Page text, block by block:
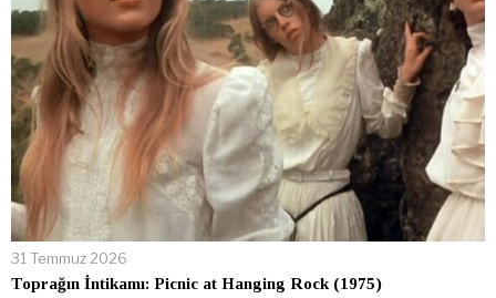
31 Temmuz 2026
Toprağın İntikamı: Picnic at Hanging Rock (1975)